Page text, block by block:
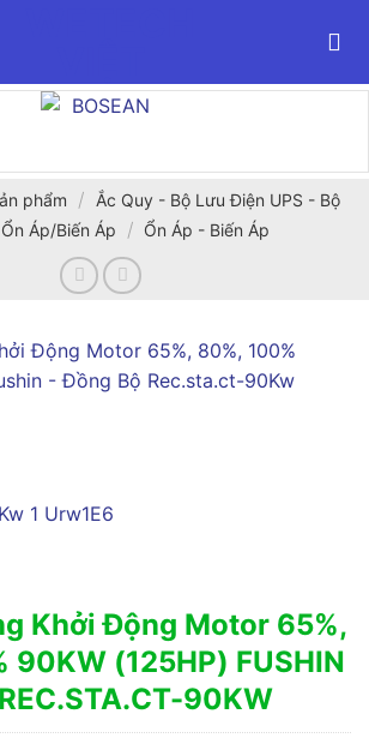
phẩm /
Ắc Quy - Bộ Lưu Điện UPS - Bộ
Áp/Biến Áp
/ Ổn Áp - Biến Áp
Khởi Động Motor 65%,
90KW (125HP) FUSHIN
90KW